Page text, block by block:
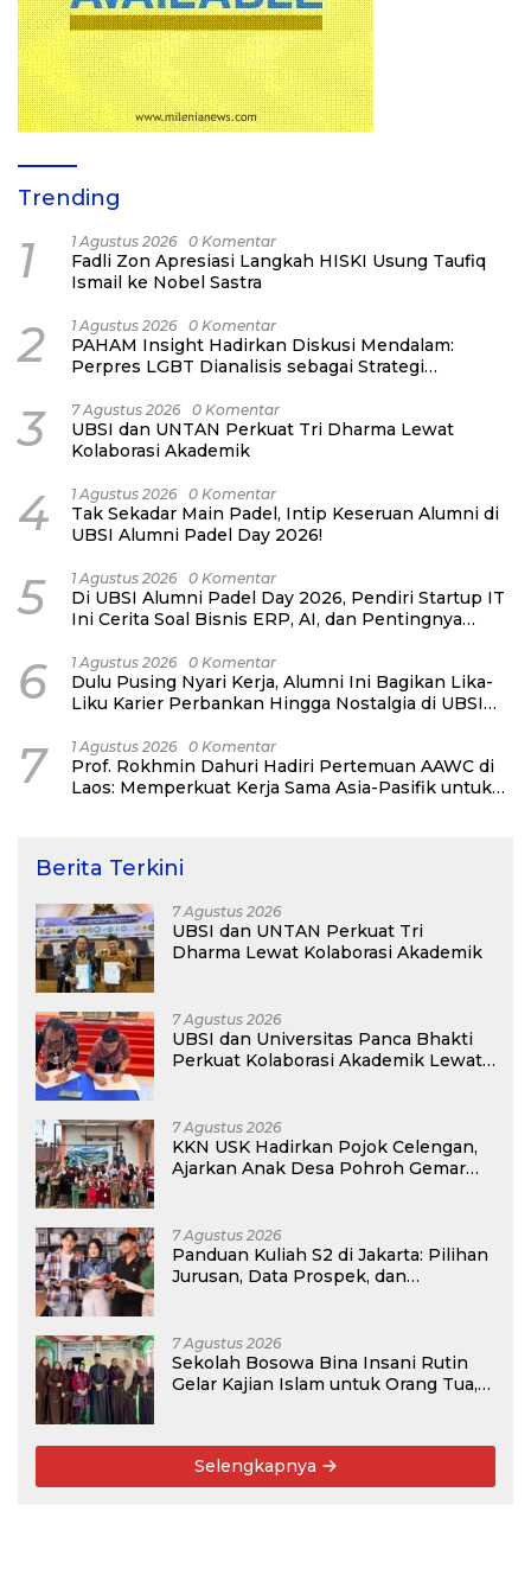
Trending
1 1 Agustus 2026 0 Komentar
Fadli Zon Apresiasi Langkah HISKI Usung Taufiq
Ismail ke Nobel Sastra
2 1 Agustus 2026 0 Komentar
PAHAM Insight Hadirkan Diskusi Mendalam:
Perpres LGBT Dianalisis sebagai Strategi
3 7 Agustus 2026 0 Komentar
UBSI dan UNTAN Perkuat Tri Dharma Lewat
Kolaborasi Akademik
4 1 Agustus 2026 0 Komentar
Tak Sekadar Main Padel, Intip Keseruan Alumni di
UBSI Alumni Padel Day 2026!
5 1 Agustus 2026 0 Komentar
Di UBSI Alumni Padel Day 2026, Pendiri Startup IT
Ini Cerita Soal Bisnis ERP, AI, dan Pentingnya
6 1 Agustus 2026 0 Komentar
Dulu Pusing Nyari Kerja, Alumni Ini Bagikan Lika-
Liku Karier Perbankan Hingga Nostalgia di UBSI
7 1 Agustus 2026 0 Komentar
Prof. Rokhmin Dahuri Hadiri Pertemuan AAWC di
Laos: Memperkuat Kerja Sama Asia-Pasifik untuk
Berita Terkini
7 Agustus 2026
UBSI dan UNTAN Perkuat Tri
Dharma Lewat Kolaborasi Akademik
7 Agustus 2026
UBSI dan Universitas Panca Bhakti
Perkuat Kolaborasi Akademik Lewat
7 Agustus 2026
KKN USK Hadirkan Pojok Celengan,
Ajarkan Anak Desa Pohroh Gemar
7 Agustus 2026
Panduan Kuliah S2 di Jakarta: Pilihan
Jurusan, Data Prospek, dan
7 Agustus 2026
Sekolah Bosowa Bina Insani Rutin
Gelar Kajian Islam untuk Orang Tua,
Selengkapnya